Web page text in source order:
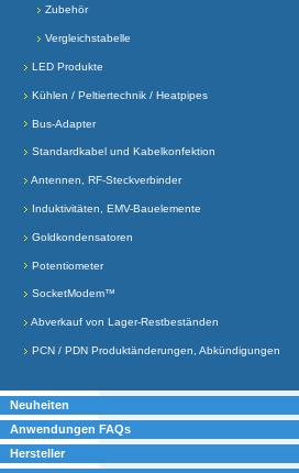
Zubehör
Vergleichstabelle
LED Produkte
Kühlen / Peltiertechnik / Heatpipes
Bus-Adapter
Standardkabel und Kabelkonfektion
Antennen, RF-Steckverbinder
Induktivitäten, EMV-Bauelemente
Goldkondensatoren
Potentiometer
SocketModem™
Abverkauf von Lager-Restbeständen
PCN / PDN Produktänderungen, Abkündigungen
Neuheiten
Anwendungen FAQs
Hersteller